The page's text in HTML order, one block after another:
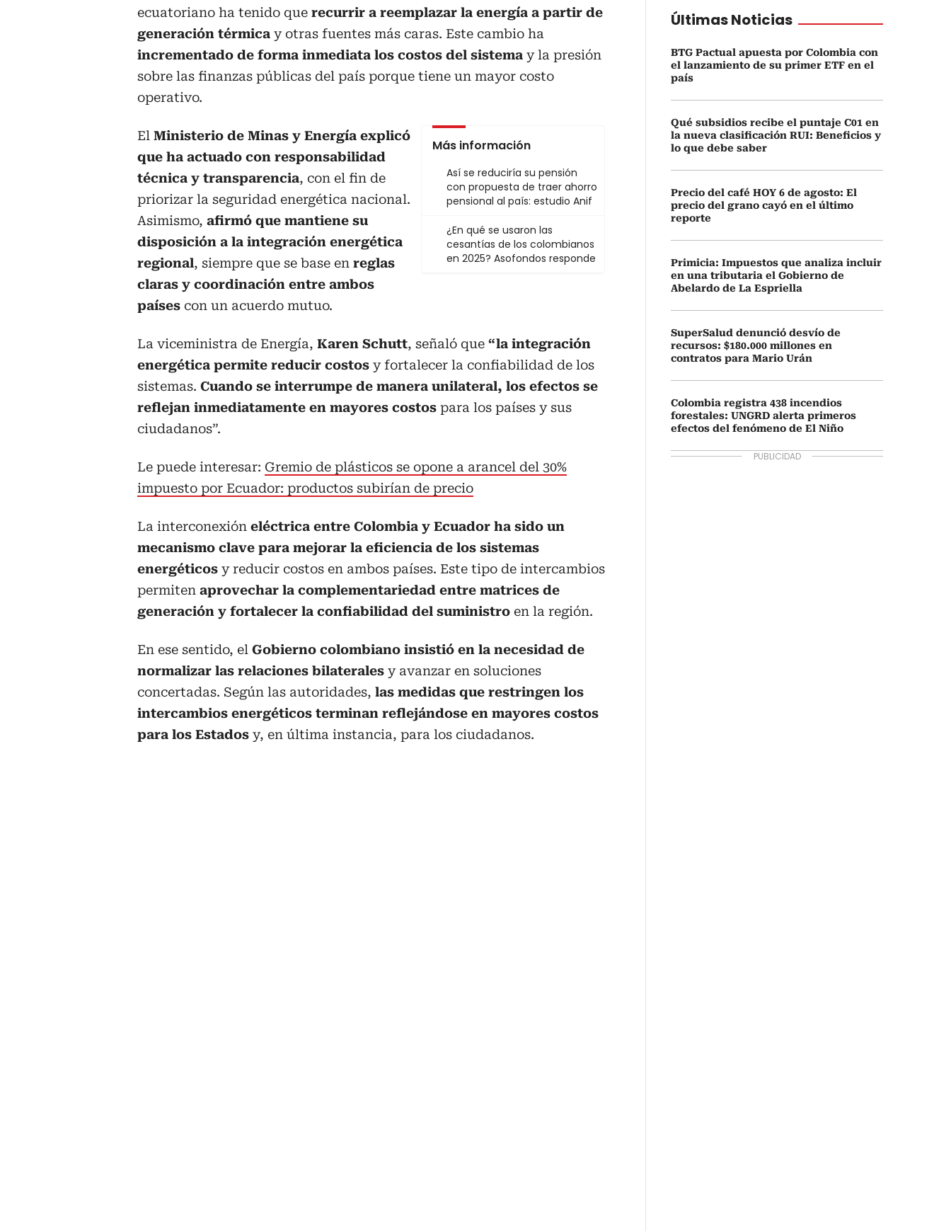
ecuatoriano ha tenido que recurrir a reemplazar la energía a partir de
generación térmica y otras fuentes más caras. Este cambio ha
incrementado de forma inmediata los costos del sistema y la presión
sobre las finanzas públicas del país porque tiene un mayor costo
operativo.
Más información
Así se reduciría su pensión
con propuesta de traer ahorro
pensional al país: estudio Anif
¿En qué se usaron las
cesantías de los colombianos
en 2025? Asofondos responde
El Ministerio de Minas y Energía explicó
que ha actuado con responsabilidad
técnica y transparencia, con el fin de
priorizar la seguridad energética nacional.
Asimismo, afirmó que mantiene su
disposición a la integración energética
regional, siempre que se base en reglas
claras y coordinación entre ambos
países con un acuerdo mutuo.
La viceministra de Energía, Karen Schutt, señaló que “la integración
energética permite reducir costos y fortalecer la confiabilidad de los
sistemas. Cuando se interrumpe de manera unilateral, los efectos se
reflejan inmediatamente en mayores costos para los países y sus
ciudadanos”.
Le puede interesar: Gremio de plásticos se opone a arancel del 30%
impuesto por Ecuador: productos subirían de precio
La interconexión eléctrica entre Colombia y Ecuador ha sido un
mecanismo clave para mejorar la eficiencia de los sistemas
energéticos y reducir costos en ambos países. Este tipo de intercambios
permiten aprovechar la complementariedad entre matrices de
generación y fortalecer la confiabilidad del suministro en la región.
En ese sentido, el Gobierno colombiano insistió en la necesidad de
normalizar las relaciones bilaterales y avanzar en soluciones
concertadas. Según las autoridades, las medidas que restringen los
intercambios energéticos terminan reflejándose en mayores costos
para los Estados y, en última instancia, para los ciudadanos.
Últimas Noticias
BTG Pactual apuesta por Colombia con
el lanzamiento de su primer ETF en el
país
Qué subsidios recibe el puntaje C01 en
la nueva clasificación RUI: Beneficios y
lo que debe saber
Precio del café HOY 6 de agosto: El
precio del grano cayó en el último
reporte
Primicia: Impuestos que analiza incluir
en una tributaria el Gobierno de
Abelardo de La Espriella
SuperSalud denunció desvío de
recursos: $180.000 millones en
contratos para Mario Urán
Colombia registra 438 incendios
forestales: UNGRD alerta primeros
efectos del fenómeno de El Niño